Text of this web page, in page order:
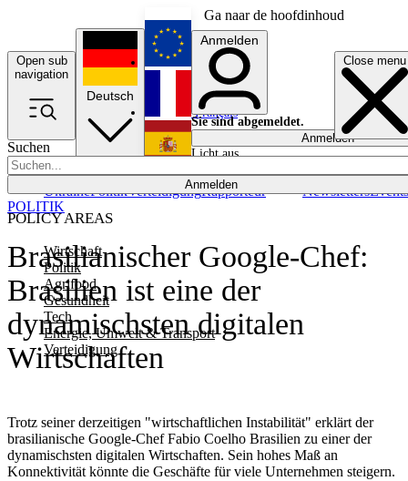
Ga naar de hoofdinhoud
Open sub
navigation
Close menu
Suchen
Anmelden
POLICY AREAS
Wirtschaft
Politik
Agrifood
Gesundheit
Tech
Energie, Umwelt & Transport
Verteidigung
UkrainePolitikVerteidigungRapporteur NewslettersEvents
Deutsch
English
Français
Anmelden
Sie sind abgemeldet.
Anmelden
Licht aus
Brasilianischer Google-Chef:
Brasilien ist eine der
dynamischsten digitalen
Wirtschaften
Trotz seiner derzeitigen "wirtschaftlichen Instabilität" erklärt der
brasilianische Google-Chef Fabio Coelho Brasilien zu einer der
dynamischsten digitalen Wirtschaften. Sein hohes Maß an
Konnektivität könnte die Geschäfte für viele Unternehmen steigern.
POLITIK